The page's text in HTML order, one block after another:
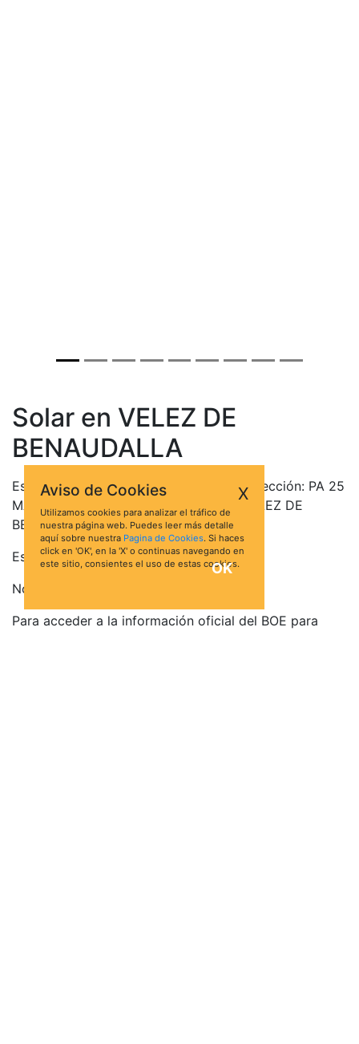
Aviso de Cookies X
Utilizamos cookies para analizar el tráfico de
nuestra página web. Puedes leer más detalle
aquí sobre nuestra Pagina de Cookies. Si haces
click en 'OK', en la 'X' o continuas navegando en
este sitio, consientes el uso de estas cookies.
OK
Solar en VELEZ DE
BENAUDALLA
Este bien se encuentra en la siguiente dirección: PA 25
MAN 8, PP1 LAS CAÑADAS 0, 18670, VELEZ DE
BENAUDALLA, Granada
Está valorado en 11.040,00 €
No hay pujas para esta subasta.
Para acceder a la información oficial del BOE para